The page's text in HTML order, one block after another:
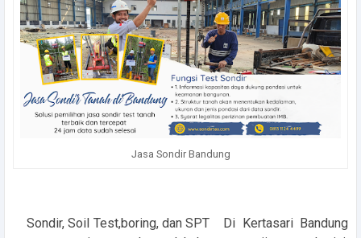
Jasa Sondir Bandung
Sondir, Soil Test,boring, dan SPT Di Kertasari Bandung